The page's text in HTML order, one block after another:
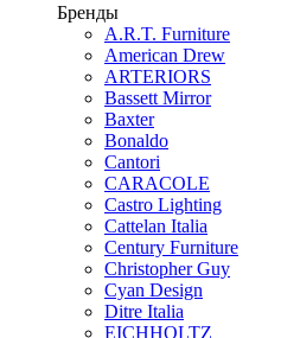
Бренды
A.R.T. Furniture
American Drew
ARTERIORS
Bassett Mirror
Baxter
Bonaldo
Cantori
CARACOLE
Castro Lighting
Cattelan Italia
Century Furniture
Christopher Guy
Cyan Design
Ditre Italia
EICHHOLTZ